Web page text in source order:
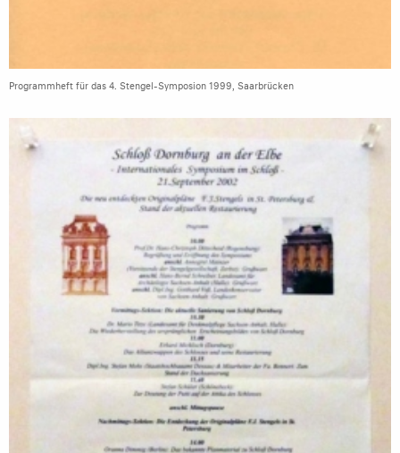
Programmheft für das 4. Stengel-Symposion 1999, Saarbrücken